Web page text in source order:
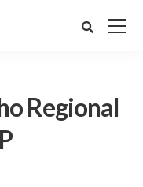
Regional